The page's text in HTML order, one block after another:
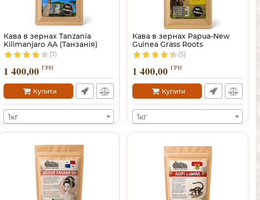
Кава в зернах Tanzania
Kilimanjaro AA (Танзанія)
(7)
1 400,00 ГРН
Купити
1кг
Кава в зернах Papua-New
Guinea Grass Roots
(5)
1 400,00 ГРН
Купити
1кг